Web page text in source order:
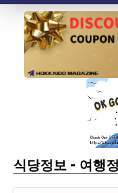
식당정보- 여행